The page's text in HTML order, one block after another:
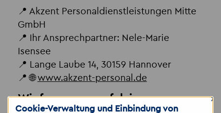
📍 Akzent Personaldienstleistungen Mitte
GmbH
📍 Ihr Ansprechpartner: Nele-Marie
Isensee
📍 Lange Laube 14, 30159 Hannover
📍 🌐www.akzent-personal.de
Wir freuen uns auf deine
Cookie-Verwaltung und Einbindung von
×